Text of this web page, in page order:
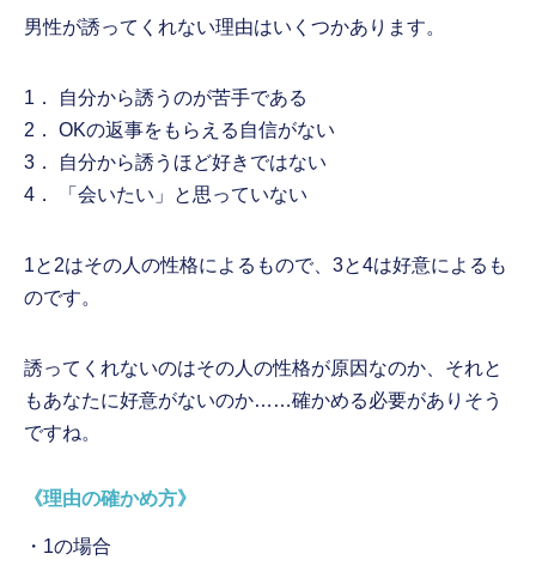
男性が誘ってくれない理由はいくつかあります。
1． 自分から誘うのが苦手である
2． OKの返事をもらえる自信がない
3． 自分から誘うほど好きではない
4． 「会いたい」と思っていない
1と2はその人の性格によるもので、3と4は好意によるも
のです。
誘ってくれないのはその人の性格が原因なのか、それと
もあなたに好意がないのか……確かめる必要がありそう
ですね。
《理由の確かめ方》
・1の場合